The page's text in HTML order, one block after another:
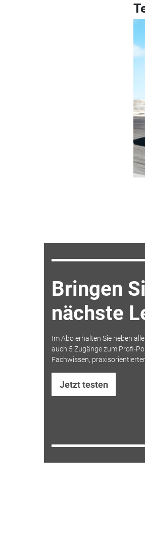
Bringen
nächste
Im Abo erhalten Sie neben
auch 5 Zugänge zum Profi-
Fachwissen,
Jetzt testen